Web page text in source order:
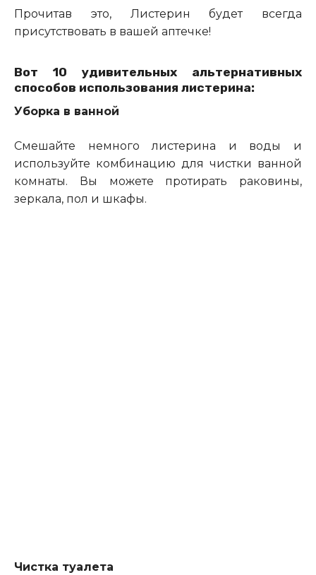
Прочитав это, Листерин будет всегда
присутствовать в вашей аптечке!
Вот 10 удивительных альтернативных
способов использования листерина:
Уборка в ванной
Смешайте немного листерина и воды и
используйте комбинацию для чистки ванной
комнаты. Вы можете протирать раковины,
зеркала, пол и шкафы.
Чистка туалета